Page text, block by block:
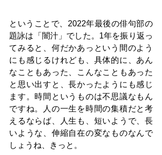
ということで、2022年最後の俳句部の
題詠は「闇汁」でした。1年を振り返っ
てみると、何だかあっという間のよう
にも感じるけれども、具体的に、あん
なこともあった、こんなこともあった
と思い出すと、長かったようにも感じ
ます。時間というものは不思議なもん
ですね。人の一生を時間の集積だと考
えるならば、人生も、短いようで、長
いような、伸縮自在の変なものなんで
しょうね、きっと。